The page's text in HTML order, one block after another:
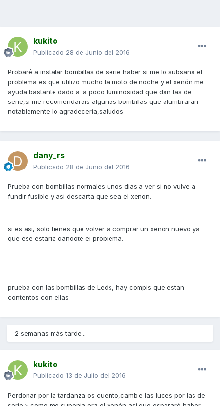
kukito
Publicado 28 de Junio del 2016
Probaré a instalar bombillas de serie haber si me lo subsana el
problema es que utilizo mucho la moto de noche y el xenón me
ayuda bastante dado a la poco luminosidad que dan las de
serie,si me recomendarais algunas bombillas que alumbraran
notablemente lo agradecería,saludos
dany_rs
Publicado 28 de Junio del 2016
Prueba con bombillas normales unos dias a ver si no vulve a
fundir fusible y asi descarta que sea el xenon.
si es asi, solo tienes que volver a comprar un xenon nuevo ya
que ese estaria dandote el problema.
prueba con las bombillas de Leds, hay compis que estan
contentos con ellas
2 semanas más tarde...
kukito
Publicado 13 de Julio del 2016
Perdonar por la tardanza os cuento,cambie las luces por las de